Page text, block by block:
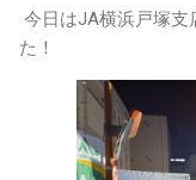
今日はJA横浜戸塚支
た！